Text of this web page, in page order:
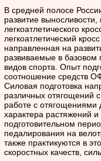
В средней полосе
развитие
легкоатлетического
легкоатлетический
направленная на
развиваемые в базовом
видов спорта. Опыт
соотношение средств
Силовая подготовка
различных отягощений
работе с отягощениями
характера растяжений
подготовительном
педалирования на
также практикуются в
скоростных качеств,